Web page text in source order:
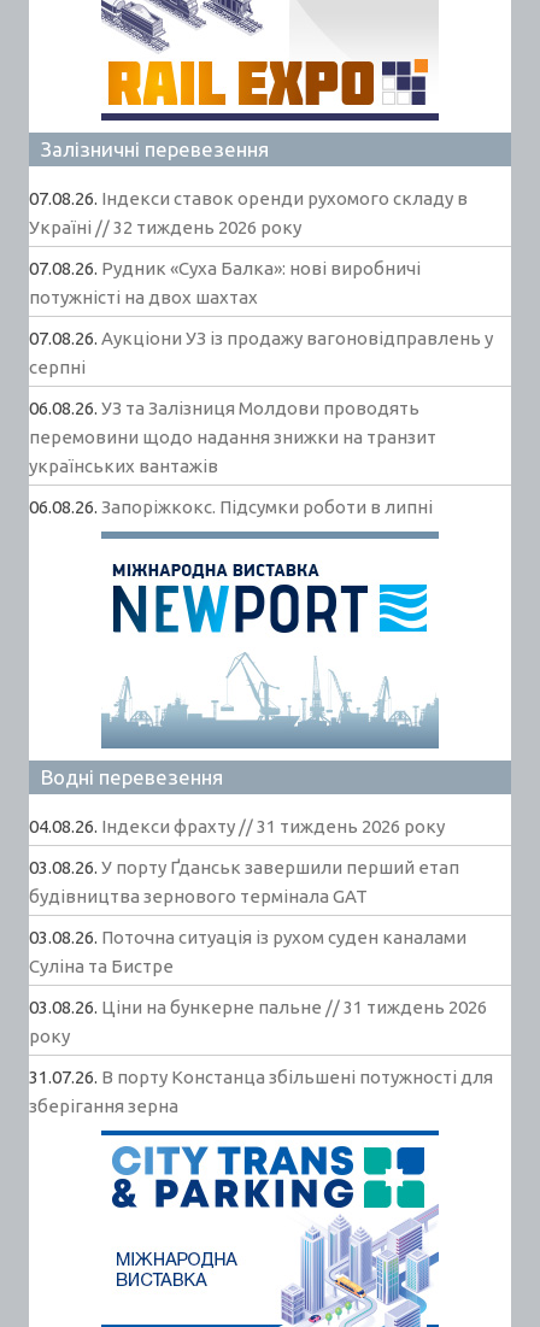
Залізничні перевезення
07.08.26. Індекси ставок оренди рухомого складу в
Україні // 32 тиждень 2026 року
07.08.26. Рудник «Суха Балка»: нові виробничі
потужністі на двох шахтах
07.08.26. Аукціони УЗ із продажу вагоновідправлень у
серпні
06.08.26. УЗ та Залізниця Молдови проводять
перемовини щодо надання знижки на транзит
українських вантажів
06.08.26. Запоріжкокс. Підсумки роботи в липні
Водні перевезення
04.08.26. Індекси фрахту // 31 тиждень 2026 року
03.08.26. У порту Ґданськ завершили перший етап
будівництва зернового термінала GAT
03.08.26. Поточна ситуація із рухом суден каналами
Суліна та Бистре
03.08.26. Ціни на бункерне пальне // 31 тиждень 2026
року
31.07.26. В порту Констанца збільшені потужності для
зберігання зерна